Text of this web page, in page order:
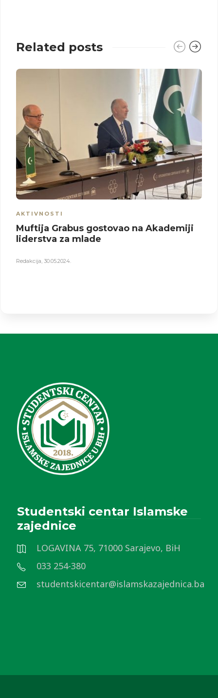
Related posts
AKTIVNOSTI
Muftija Grabus gostovao na Akademiji
liderstva za mlade
Redakcija, 30.05.2024.
Studentski centar Islamske
zajednice
LOGAVINA 75, 71000 Sarajevo, BiH
033 254-380
studentskicentar@islamskazajednica.ba